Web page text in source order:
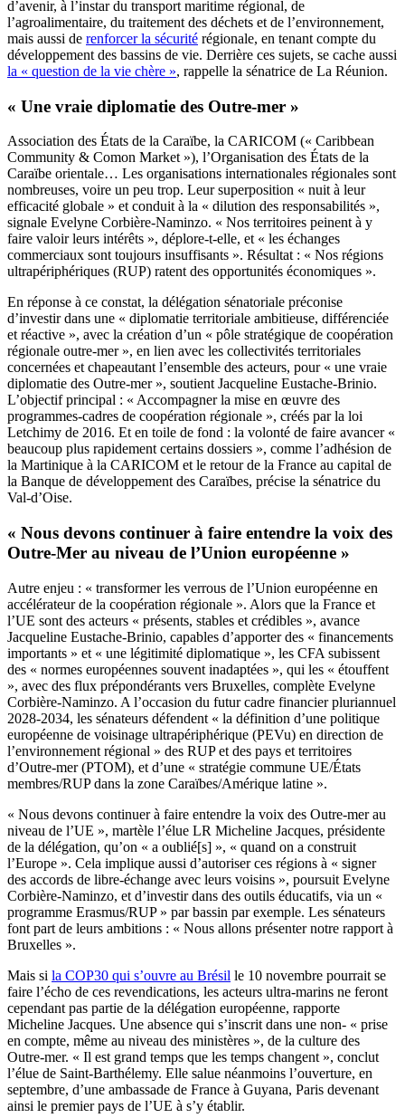
d’avenir, à l’instar du transport maritime régional, de
l’agroalimentaire, du traitement des déchets et de l’environnement,
mais aussi de renforcer la sécurité régionale, en tenant compte du
développement des bassins de vie. Derrière ces sujets, se cache aussi
la « question de la vie chère », rappelle la sénatrice de La Réunion.
« Une vraie diplomatie des Outre-mer »
Association des États de la Caraïbe, la CARICOM (« Caribbean
Community & Comon Market »), l’Organisation des États de la
Caraïbe orientale… Les organisations internationales régionales sont
nombreuses, voire un peu trop. Leur superposition « nuit à leur
efficacité globale » et conduit à la « dilution des responsabilités »,
signale Evelyne Corbière-Naminzo. « Nos territoires peinent à y
faire valoir leurs intérêts », déplore-t-elle, et « les échanges
commerciaux sont toujours insuffisants ». Résultat : « Nos régions
ultrapériphériques (RUP) ratent des opportunités économiques ».
En réponse à ce constat, la délégation sénatoriale préconise
d’investir dans une « diplomatie territoriale ambitieuse, différenciée
et réactive », avec la création d’un « pôle stratégique de coopération
régionale outre-mer », en lien avec les collectivités territoriales
concernées et chapeautant l’ensemble des acteurs, pour « une vraie
diplomatie des Outre-mer », soutient Jacqueline Eustache-Brinio.
L’objectif principal : « Accompagner la mise en œuvre des
programmes-cadres de coopération régionale », créés par la loi
Letchimy de 2016. Et en toile de fond : la volonté de faire avancer «
beaucoup plus rapidement certains dossiers », comme l’adhésion de
la Martinique à la CARICOM et le retour de la France au capital de
la Banque de développement des Caraïbes, précise la sénatrice du
Val-d’Oise.
« Nous devons continuer à faire entendre la voix des
Outre-Mer au niveau de l’Union européenne »
Autre enjeu : « transformer les verrous de l’Union européenne en
accélérateur de la coopération régionale ». Alors que la France et
l’UE sont des acteurs « présents, stables et crédibles », avance
Jacqueline Eustache-Brinio, capables d’apporter des « financements
importants » et « une légitimité diplomatique », les CFA subissent
des « normes européennes souvent inadaptées », qui les « étouffent
», avec des flux prépondérants vers Bruxelles, complète Evelyne
Corbière-Naminzo. A l’occasion du futur cadre financier pluriannuel
2028-2034, les sénateurs défendent « la définition d’une politique
européenne de voisinage ultrapériphérique (PEVu) en direction de
l’environnement régional » des RUP et des pays et territoires
d’Outre-mer (PTOM), et d’une « stratégie commune UE/États
membres/RUP dans la zone Caraïbes/Amérique latine ».
« Nous devons continuer à faire entendre la voix des Outre-mer au
niveau de l’UE », martèle l’élue LR Micheline Jacques, présidente
de la délégation, qu’on « a oublié[s] », « quand on a construit
l’Europe ». Cela implique aussi d’autoriser ces régions à « signer
des accords de libre-échange avec leurs voisins », poursuit Evelyne
Corbière-Naminzo, et d’investir dans des outils éducatifs, via un «
programme Erasmus/RUP » par bassin par exemple. Les sénateurs
font part de leurs ambitions : « Nous allons présenter notre rapport à
Bruxelles ».
Mais si la COP30 qui s’ouvre au Brésil le 10 novembre pourrait se
faire l’écho de ces revendications, les acteurs ultra-marins ne feront
cependant pas partie de la délégation européenne, rapporte
Micheline Jacques. Une absence qui s’inscrit dans une non- « prise
en compte, même au niveau des ministères », de la culture des
Outre-mer. « Il est grand temps que les temps changent », conclut
l’élue de Saint-Barthélemy. Elle salue néanmoins l’ouverture, en
septembre, d’une ambassade de France à Guyana, Paris devenant
ainsi le premier pays de l’UE à s’y établir.